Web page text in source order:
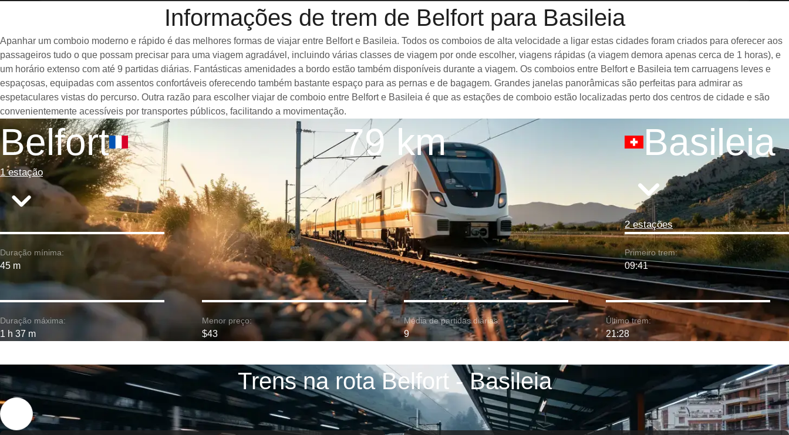
Informações de trem de Belfort para Basileia
Apanhar um comboio moderno e rápido é das melhores formas de viajar entre Belfort e Basileia. Todos os comboios de alta velocidade a ligar estas cidades foram criados para oferecer aos
passageiros tudo o que possam precisar para uma viagem agradável, incluindo várias classes de viagem por onde escolher, viagens rápidas (a viagem demora apenas cerca de 1 horas), e
um horário extenso com até 9 partidas diárias. Fantásticas amenidades a bordo estão também disponíveis durante a viagem. Os comboios entre Belfort e Basileia tem carruagens leves e
espaçosas, equipadas com assentos confortáveis oferecendo também bastante espaço para as pernas e de bagagem. Grandes janelas panorâmicas são perfeitas para admirar as
espetaculares vistas do percurso. Outra razão para escolher viajar de comboio entre Belfort e Basileia é que as estações de comboio estão localizadas perto dos centros de cidade e são
convenientemente acessíveis por transportes públicos, facilitando a movimentação.
Belfort
1 estação
79 km Basileia
2 estações
Duração mínima:
45 m
Primeiro trem:
09:41
Duração máxima:
1 h 37 m
Menor preço:
$43
Média de partidas diárias:
9
Último trem:
21:28
Trens na rota Belfort - Basileia